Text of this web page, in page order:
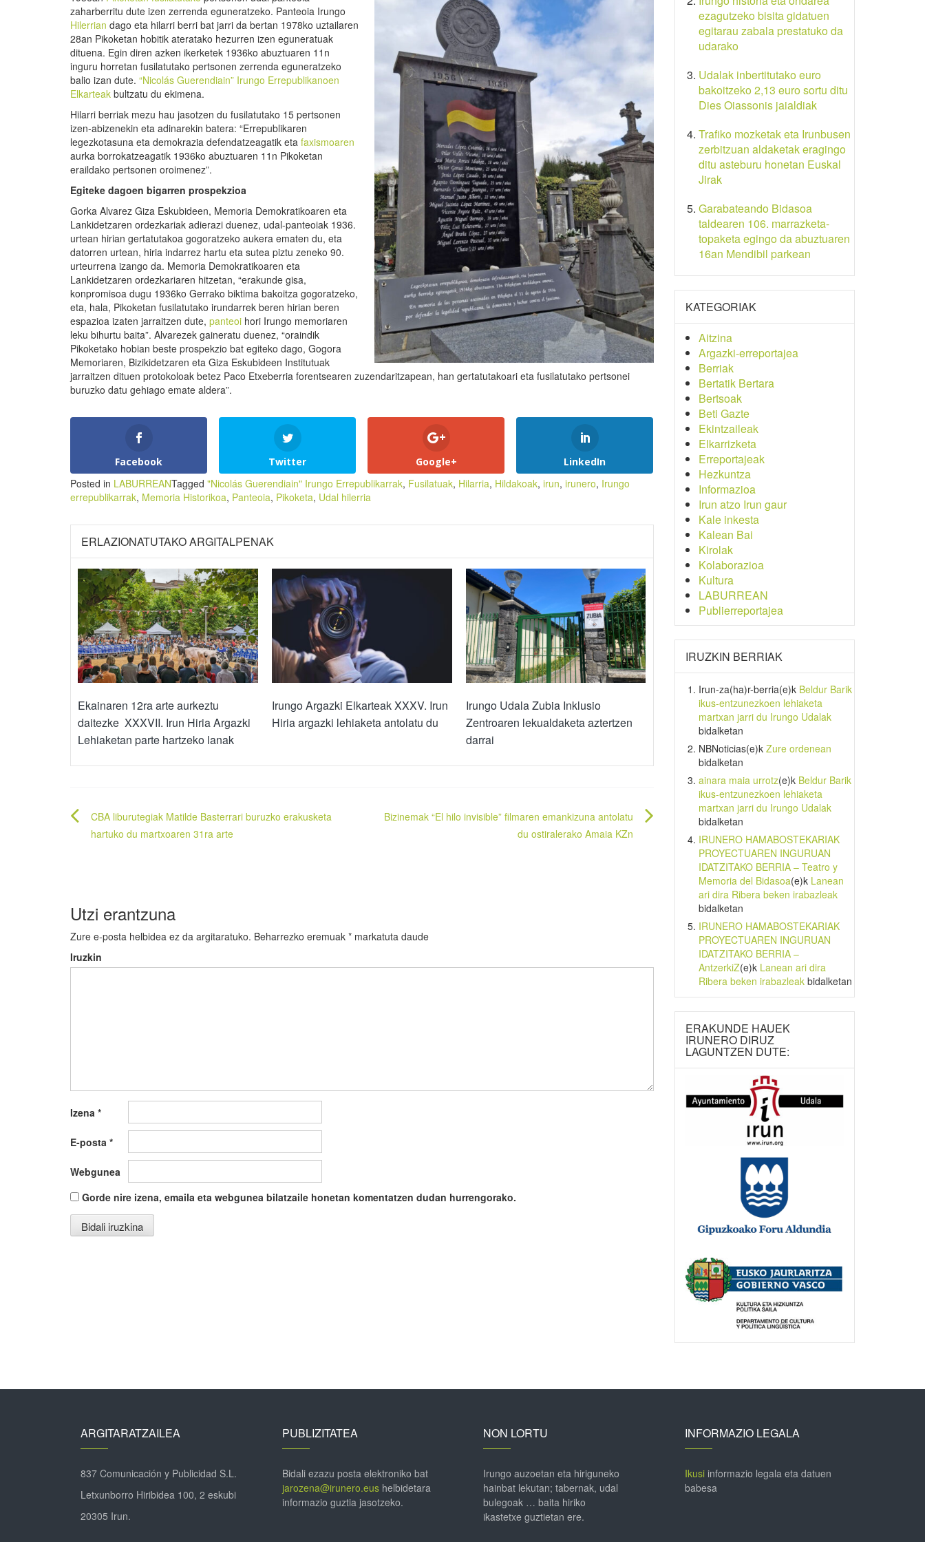
zaharberritu dute izen zerrenda eguneratzeko. Panteoia Irungo
Hilerrian dago eta hilarri berri bat jarri da bertan 1978ko uztailaren
28an Pikoketan hobitik ateratako hezurren izen eguneratuak
dituena. Egin diren azken ikerketek 1936ko abuztuaren 11n
inguru horretan fusilatutako pertsonen zerrenda eguneratzeko
balio izan dute. “Nicolás Guerendiain” Irungo Errepublikanoen
Elkarteak bultzatu du ekimena.
Hilarri berriak mezu hau jasotzen du fusilatutako 15 pertsonen
izen-abizenekin eta adinarekin batera: “Errepublikaren
legezkotasuna eta demokrazia defendatzeagatik eta faxismoaren
aurka borrokatzeagatik 1936ko abuztuaren 11n Pikoketan
eraildako pertsonen oroimenez”.
Egiteke dagoen bigarren prospekzioa
Gorka Alvarez Giza Eskubideen, Memoria Demokratikoaren eta
Lankidetzaren ordezkariak adierazi duenez, udal-panteoiak 1936.
urtean hirian gertatutakoa gogoratzeko aukera ematen du, eta
datorren urtean, hiria indarrez hartu eta sutea piztu zeneko 90.
urteurrena izango da. Memoria Demokratikoaren eta
Lankidetzaren ordezkariaren hitzetan, “erakunde gisa,
konpromisoa dugu 1936ko Gerrako biktima bakoitza gogoratzeko,
eta, hala, Pikoketan fusilatutako irundarrek beren hirian beren
espazioa izaten jarraitzen dute, panteoi hori Irungo memoriaren
leku bihurtu baita”. Alvarezek gaineratu duenez, “oraindik
Pikoketako hobian beste prospekzio bat egiteko dago, Gogora
Memoriaren, Bizikidetzaren eta Giza Eskubideen Institutuak
jarraitzen dituen protokoloak betez Paco Etxeberria forentsearen zuzendaritzapean, han gertatutakoari eta fusilatutako pertsonei
buruzko datu gehiago emate aldera”.
Facebook Twitter Google+ LinkedIn
Posted in LABURREANTagged "Nicolás Guerendiain" Irungo Errepublikarrak, Fusilatuak, Hilarria, Hildakoak, irun, irunero, Irungo
errepublikarrak, Memoria Historikoa, Panteoia, Pikoketa, Udal hilerria
ERLAZIONATUTAKO ARGITALPENAK
Ekainaren 12ra arte aurkeztu
daitezke XXXVII. Irun Hiria Argazki
Lehiaketan parte hartzeko lanak
Irungo Argazki Elkarteak XXXV. Irun
Hiria argazki lehiaketa antolatu du
Irungo Udala Zubia Inklusio
Zentroaren lekualdaketa aztertzen
darrai
Bidalketetan
zehar
CBA liburutegiak Matilde Basterrari buruzko erakusketa
hartuko du martxoaren 31ra arte
Bizinemak “El hilo invisible” filmaren emankizuna antolatu
du ostiralerako Amaia KZn
Utzi erantzuna
Zure e-posta helbidea ez da argitaratuko. Beharrezko eremuak * markatuta daude
Iruzkin
Izena *
E-posta *
Webgunea
Gorde nire izena, emaila eta webgunea bilatzaile honetan komentatzen dudan hurrengorako.
ezagutzeko bisita gidatuen
egitarau zabala prestatuko da
udarako
Udalak inbertitutako euro
bakoitzeko 2,13 euro sortu ditu
Dies Oiassonis jaialdiak
Trafiko mozketak eta Irunbusen
zerbitzuan aldaketak eragingo
ditu asteburu honetan Euskal
Jirak
Garabateando Bidasoa
taldearen 106. marrazketa-
topaketa egingo da abuztuaren
16an Mendibil parkean
KATEGORIAK
Aitzina
Argazki-erreportajea
Berriak
Bertatik Bertara
Bertsoak
Beti Gazte
Ekintzaileak
Elkarrizketa
Erreportajeak
Hezkuntza
Informazioa
Irun atzo Irun gaur
Kale inkesta
Kalean Bai
Kirolak
Kolaborazioa
Kultura
LABURREAN
Publierreportajea
IRUZKIN BERRIAK
Irun-za(ha)r-berria(e)k Beldur Barik
ikus-entzunezkoen lehiaketa
martxan jarri du Irungo Udalak
bidalketan
NBNoticias(e)k Zure ordenean
bidalketan
ainara maia urrotz(e)k Beldur Barik
ikus-entzunezkoen lehiaketa
martxan jarri du Irungo Udalak
bidalketan
IRUNERO HAMABOSTEKARIAK
PROYECTUAREN INGURUAN
IDATZITAKO BERRIA – Teatro y
Memoria del Bidasoa(e)k Lanean
ari dira Ribera beken irabazleak
bidalketan
IRUNERO HAMABOSTEKARIAK
PROYECTUAREN INGURUAN
IDATZITAKO BERRIA –
AntzerkiZ(e)k Lanean ari dira
Ribera beken irabazleakbidalketan
ERAKUNDE HAUEK
IRUNERO DIRUZ
LAGUNTZEN DUTE:
ARGITARATZAILEA
837 Comunicación y Publicidad S.L.
Letxunborro Hiribidea 100, 2 eskubi
20305 Irun.
PUBLIZITATEA
Bidali ezazu posta elektroniko bat
jarozena@irunero.eushelbidetara
informazio guztia jasotzeko.
NON LORTU
Irungo auzoetan eta hiriguneko
hainbat lekutan; tabernak, udal
bulegoak … baita hiriko
ikastetxe guztietan ere.
INFORMAZIO LEGALA
Ikusiinformazio legala eta datuen
babesa